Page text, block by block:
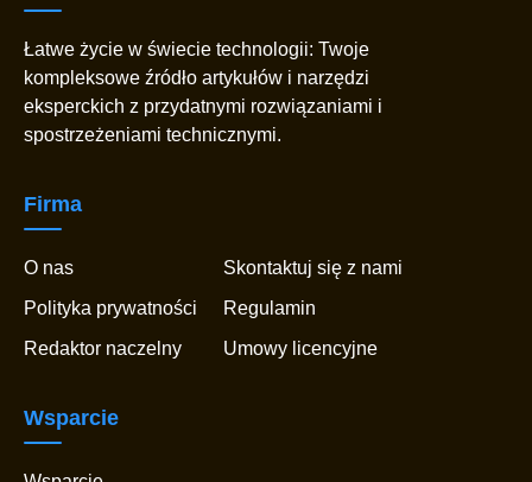
Łatwe życie w świecie technologii: Twoje
kompleksowe źródło artykułów i narzędzi
eksperckich z przydatnymi rozwiązaniami i
spostrzeżeniami technicznymi.
Firma
O nas
Skontaktuj się z nami
Polityka prywatności
Regulamin
Redaktor naczelny
Umowy licencyjne
Wsparcie